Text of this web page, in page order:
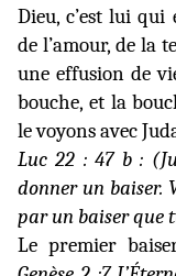
Dieu, c’est lui qui
de l’amour, de la
une effusion de
bouche, et la
le voyons avec
Luc 22 : 47 b :
donner un baiser.
par un baiser que
Le premier